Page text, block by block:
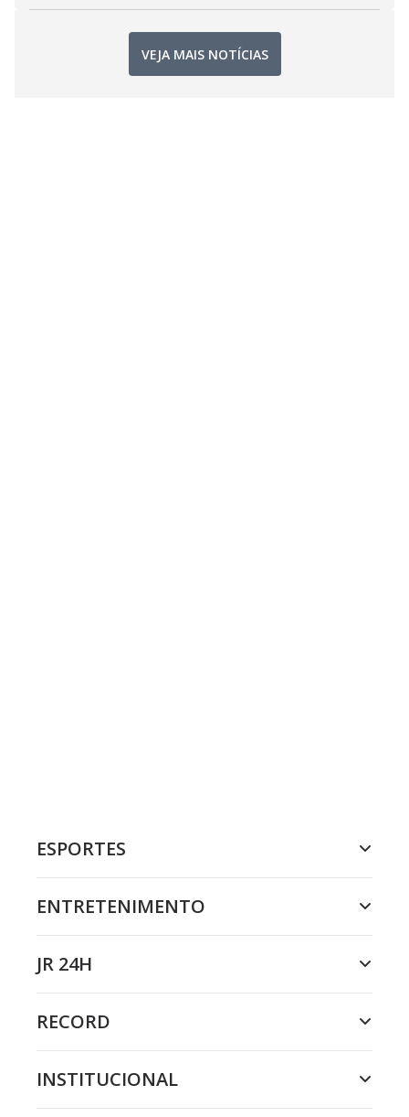
VEJA MAIS NOTÍCIAS
ESPORTES
ENTRETENIMENTO
JR 24H
RECORD
INSTITUCIONAL